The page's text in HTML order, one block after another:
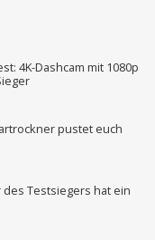
4K-Dashcam mit 1080p
pustet euch
des Testsiegers hat ein